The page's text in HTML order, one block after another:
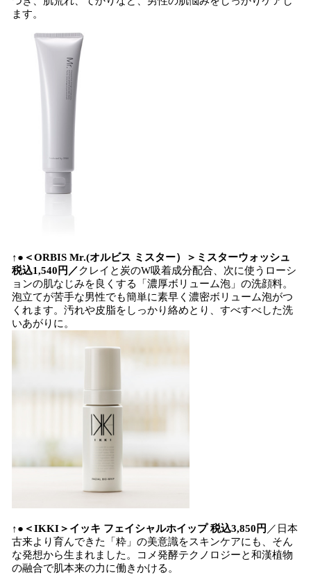
ます。
↑●＜ORBIS Mr.(オルビス ミスター）＞ミスターウォッシュ
税込1,540円／クレイと炭のW吸着成分配合、次に使うローシ
ョンの肌なじみを良くする「濃厚ボリューム泡」の洗顔料。
泡立てが苦手な男性でも簡単に素早く濃密ボリューム泡がつ
くれます。汚れや皮脂をしっかり絡めとり、すべすべした洗
いあがりに。
↑●＜IKKI＞イッキ フェイシャルホイップ 税込3,850円 ／日本
古来より育んできた「粋」の美意識をスキンケアにも、そん
な発想から生まれました。コメ発酵テクノロジーと和漢植物
の融合で肌本来の力に働きかける。